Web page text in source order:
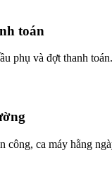
toán
phụ và đợt thanh toán.
công, ca máy hằng